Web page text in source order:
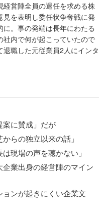
営陣全員の退任を求める株
を表明し委任状争奪戦に発
。事の発端は長年にわたる
内で何が起こっていたので
職した元従業員2人にインタ
に賛成」だが
らの独立以来の話」
現場の声を聴かない」
業出身の経営陣のマイン
ンが起きにくい企業文